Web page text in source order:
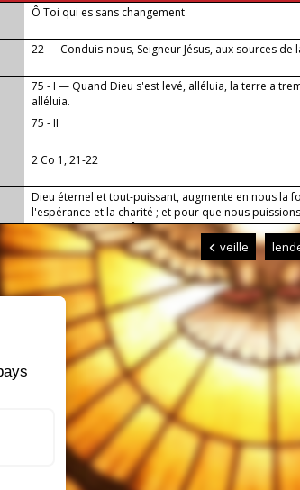
...
Ô Toi qui es sans changement
22 — Conduis-nous, Seigneur Jésus, aux sources de
75 - I — Quand Dieu s'est levé, alléluia, la terre a
alléluia.
75 - II
2 Co 1, 21-22
Dieu éternel et tout-puissant, augmente en nous la
l'espérance et la charité ; et pour que nous
ce que tu promets, fais-nous aimer ce que tu
veille